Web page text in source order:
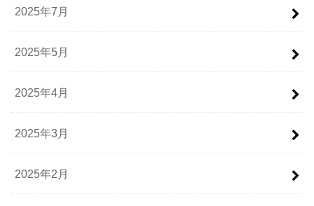
2025年7月
2025年5月
2025年4月
2025年3月
2025年2月